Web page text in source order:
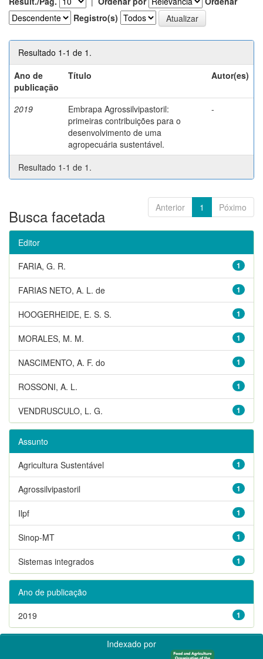
Registro(s)
Resultado 1-1 de 1.
Ano de
publicação
Título Autor(es)
2019
Embrapa Agrossilvipastoril:
primeiras contribuições para o
desenvolvimento de uma
agropecuária sustentável.
-
Resultado 1-1 de 1.
Anterior 1 Póximo
Busca facetada
Editor
1
FARIA, G. R.
1
FARIAS NETO, A. L. de
1
HOOGERHEIDE, E. S. S.
1
MORALES, M. M.
1
NASCIMENTO, A. F. do
1
ROSSONI, A. L.
1
VENDRUSCULO, L. G.
Assunto
1
Agricultura Sustentável
1
Agrossilvipastoril
1
Ilpf
1
Sinop-MT
1
Sistemas integrados
Ano de publicação
1
2019
Indexado por